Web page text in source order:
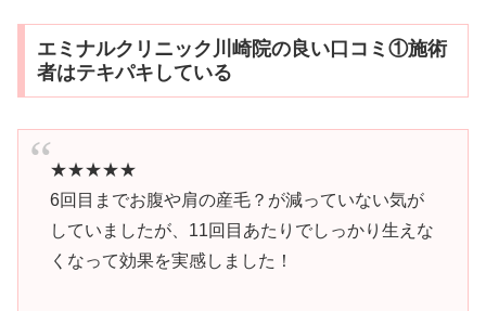
エミナルクリニック川崎院の良い口コミ①施術
者はテキパキしている
★★★★★
6回目までお腹や肩の産毛？が減っていない気が
していましたが、11回目あたりでしっかり生えな
くなって効果を実感しました！